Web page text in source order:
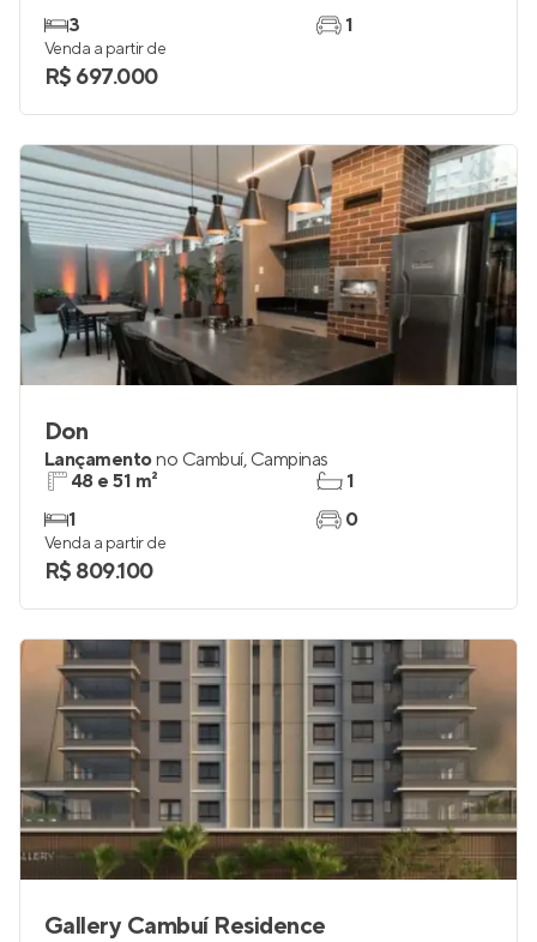
3
1
Venda a partir de
R$ 697.000
Don
Lançamentono Cambuí, Campinas
48 e 51 m²
1
1
0
Venda a partir de
R$ 809.100
Gallery Cambuí Residence